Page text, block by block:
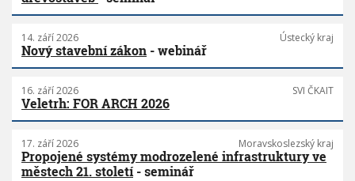
14. září 2026 Ústecký kraj
Nový stavební zákon - webinář
16. září 2026 SVI ČKAIT
Veletrh: FOR ARCH 2026
17. září 2026 Moravskoslezský kraj
Propojené systémy modrozelené infrastruktury ve
městech 21. století- seminář